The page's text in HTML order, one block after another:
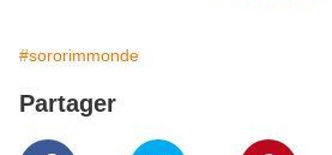
#sororimmonde
Partager